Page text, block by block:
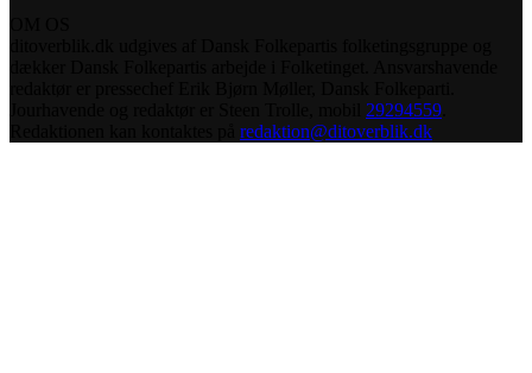
29294559
redaktion@ditoverblik.dk